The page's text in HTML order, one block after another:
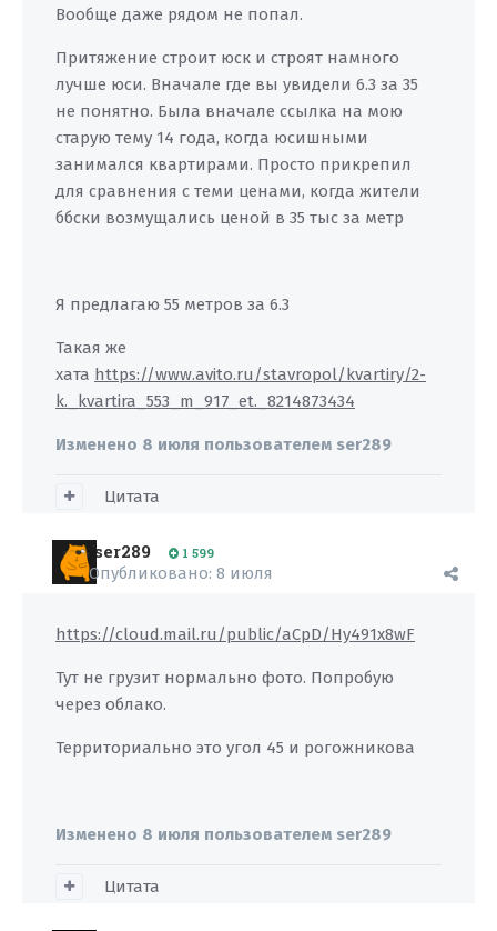
Вообще даже рядом не попал.
Притяжение строит юск и строят намного
лучше юси. Вначале где вы увидели 6.3 за 35
не понятно. Была вначале ссылка на мою
старую тему 14 года, когда юсишными
занимался квартирами. Просто прикрепил
для сравнения с теми ценами, когда жители
ббски возмущались ценой в 35 тыс за метр
Я предлагаю 55 метров за 6.3
Такая же
хата https://www.avito.ru/stavropol/kvartiry/2-
k._kvartira_553_m_917_et._8214873434
Изменено 8 июля пользователем ser289
Цитата
ser289 1 599
Опубликовано: 8 июля
https://cloud.mail.ru/public/aCpD/Hy491x8wF
Тут не грузит нормально фото. Попробую
через облако.
Территориально это угол 45 и рогожникова
Изменено 8 июля пользователем ser289
Цитата